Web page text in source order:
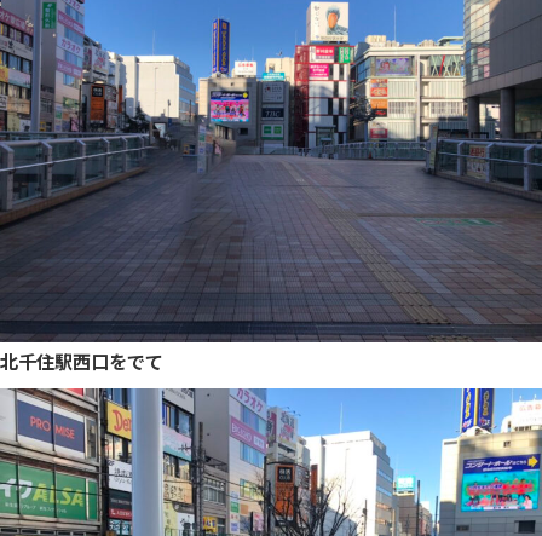
北千住駅西口をでて